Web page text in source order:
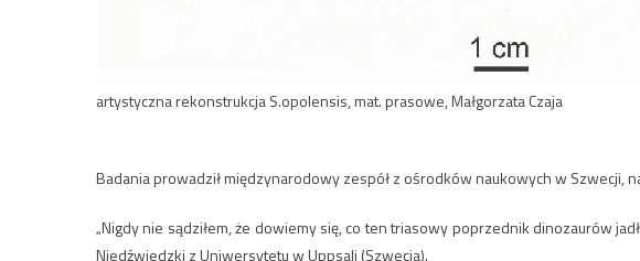
artystyczna rekonstrukcja S.opolensis, mat. prasowe, Małgorzata Czaja
Badania prowadził międzynarodowy zespół z ośrodków naukowych w Szwecji,
„Nigdy nie sądziłem, że dowiemy się, co ten triasowy poprzednik dinozaurów
Niedźwiedzki z Uniwersytetu w Uppsali (Szwecja).